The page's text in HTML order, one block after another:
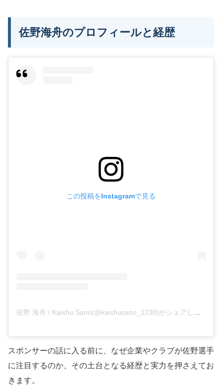
佐野海舟のプロフィールと経歴
この投稿をInstagramで見る
スポンサーの話に入る前に、なぜ企業やクラブが佐野選手
に注目するのか、その土台となる経歴と実力を押さえてお
きます。